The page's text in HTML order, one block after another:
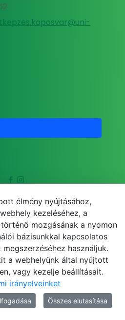
E-
000248
B/2020/003047
Kérdések
élmény nyújtásához,
kezeléséhez, a
mozgásának a nyomon
bázisunkkal kapcsolatos
használjuk.
a webhelyünk által nyújtott
vagy kezelje beállításait.
irányelveinket
Összes elutasítása